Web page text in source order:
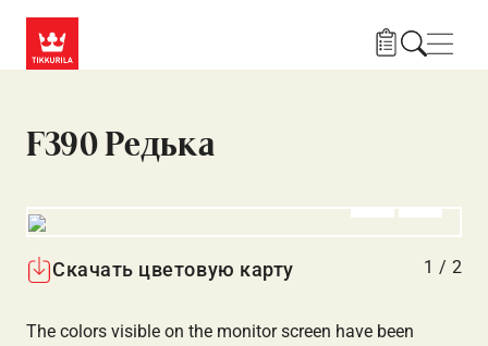
F390 Редька
Скачать цветовую карту 1 / 2
The colors visible on the monitor screen have been